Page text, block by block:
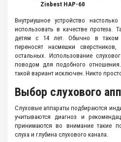
Zinbest HAP-60
Внутриушное устройство
использовать в качестве протеза.
детям с 14 лет. Обычно в таком
переносят насмешки
остальных. Использование
поводом для подобного
такой вариант исключен. Никто
Выбор слухового
Слуховые аппараты подбираются
учитываются диагноз и
принимаются во внимание такие
слуха и глубина слухового канала.